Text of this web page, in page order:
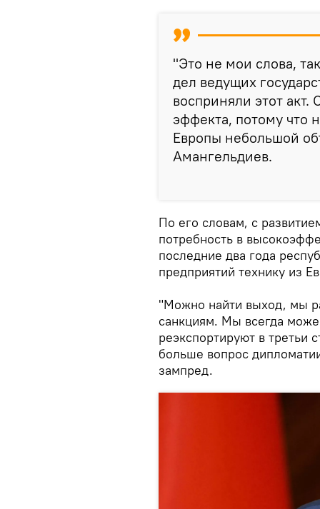
"Это не мои слова,
дел ведущих
восприняли этот
эффекта, потому что
Европы небольшой
Амангельдиев.
По его словам, с
потребность в
последние два года
предприятий технику из
"Можно найти выход, мы
санкциям. Мы всегда
реэкспортируют в третьи
больше вопрос
зампред.